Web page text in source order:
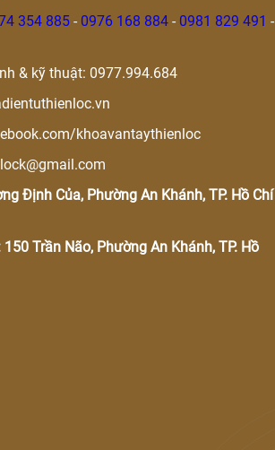
354 885 - 0976 168 884 - 0981 829 491 -
& kỹ thuật: 0977.994.684
khoavantaythienloc
Định Của, Phường An Khánh, TP. Hồ Chí
Trần Não, Phường An Khánh, TP. Hồ